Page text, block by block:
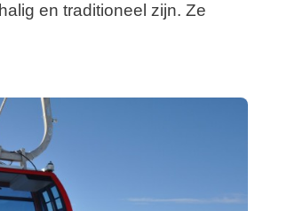
en traditioneel zijn. Ze